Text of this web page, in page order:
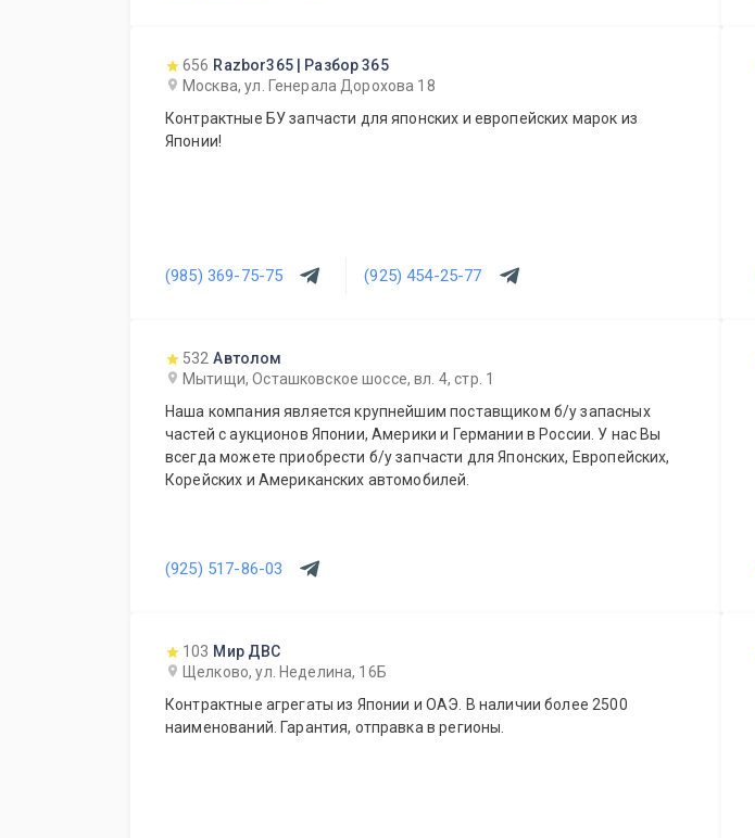
656 Razbor365 | Разбор 365
Москва, ул. Генерала Дорохова 18
Контрактные БУ запчасти для японских и европейских марок из
Японии!
(985) 369-75-75 (925) 454-25-77
532 Автолом
Мытищи, Осташковское шоссе, вл. 4, стр. 1
Наша компания является крупнейшим поставщиком б/у запасных
частей с аукционов Японии, Америки и Германии в России. У нас Вы
всегда можете приобрести б/у запчасти для Японских, Европейских,
Корейских и Американских автомобилей.
(925) 517-86-03
103 Мир ДВС
Щелково, ул. Неделина, 16Б
Контрактные агрегаты из Японии и ОАЭ. В наличии более 2500
наименований. Гарантия, отправка в регионы.